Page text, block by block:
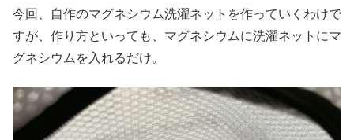
今回、自作のマグネシウム洗濯ネットを作っていくわけで
すが、作り方といっても、マグネシウムに洗濯ネットにマ
グネシウムを入れるだけ。